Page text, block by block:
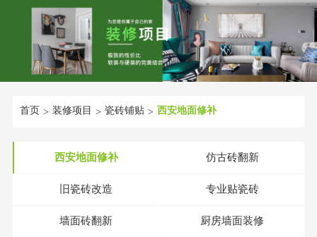
首页 > 装修项目 > 瓷砖铺贴 > 西安地面修补
西安地面修补 仿古砖翻新
旧瓷砖改造 专业贴瓷砖
墙面砖翻新 厨房墙面装修